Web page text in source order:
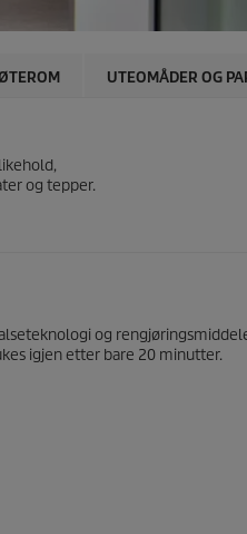
UTEOMÅDER OG
og tepper.
og
igjen etter bare 20 minutter.